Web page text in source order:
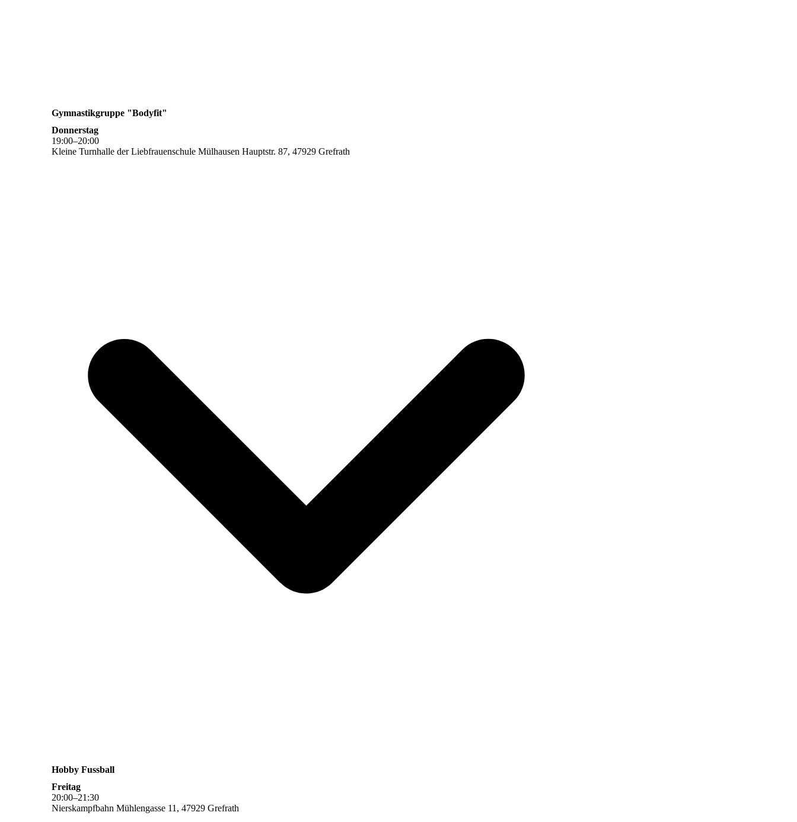
Gymnastikgruppe "Bodyfit"
Donnerstag
19:00–20:00
Kleine Turnhalle der Liebfrauenschule Mülhausen Hauptstr. 87, 47929 Grefrath
Hobby Fussball
Freitag
20:00–21 :30
Nierskampfbahn Mühlengasse 11, 47929 Grefrath